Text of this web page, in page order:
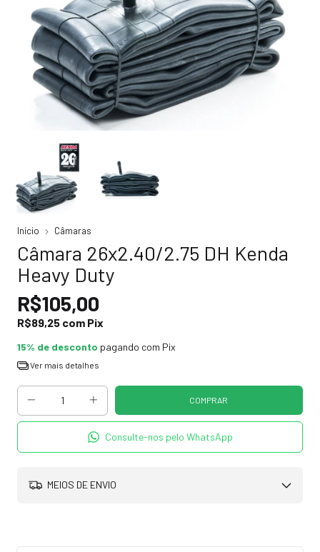
Início Câmaras
Câmara 26x2.40/2.75 DH Kenda
Heavy Duty
R$105,00
R$89,25 com Pix
15% de desconto pagando com Pix
Ver mais detalhes
Consulte-nos pelo WhatsApp
MEIOS DE ENVIO